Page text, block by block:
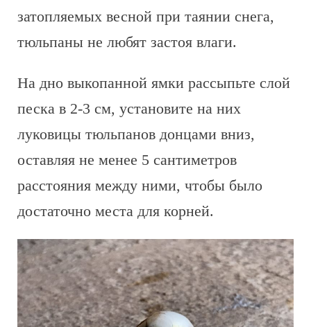
затопляемых весной при таянии снега,
тюльпаны не любят застоя влаги.
На дно выкопанной ямки рассыпьте слой
песка в 2-3 см, установите на них
луковицы тюльпанов донцами вниз,
оставляя не менее 5 сантиметров
расстояния между ними, чтобы было
достаточно места для корней.